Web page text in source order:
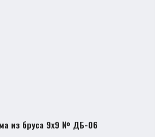
из бруса 9х9 № ДБ-06